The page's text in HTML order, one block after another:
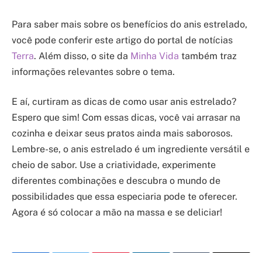
Para saber mais sobre os benefícios do anis estrelado,
você pode conferir este artigo do portal de notícias
Terra. Além disso, o site da Minha Vida também traz
informações relevantes sobre o tema.
E aí, curtiram as dicas de como usar anis estrelado?
Espero que sim! Com essas dicas, você vai arrasar na
cozinha e deixar seus pratos ainda mais saborosos.
Lembre-se, o anis estrelado é um ingrediente versátil e
cheio de sabor. Use a criatividade, experimente
diferentes combinações e descubra o mundo de
possibilidades que essa especiaria pode te oferecer.
Agora é só colocar a mão na massa e se deliciar!